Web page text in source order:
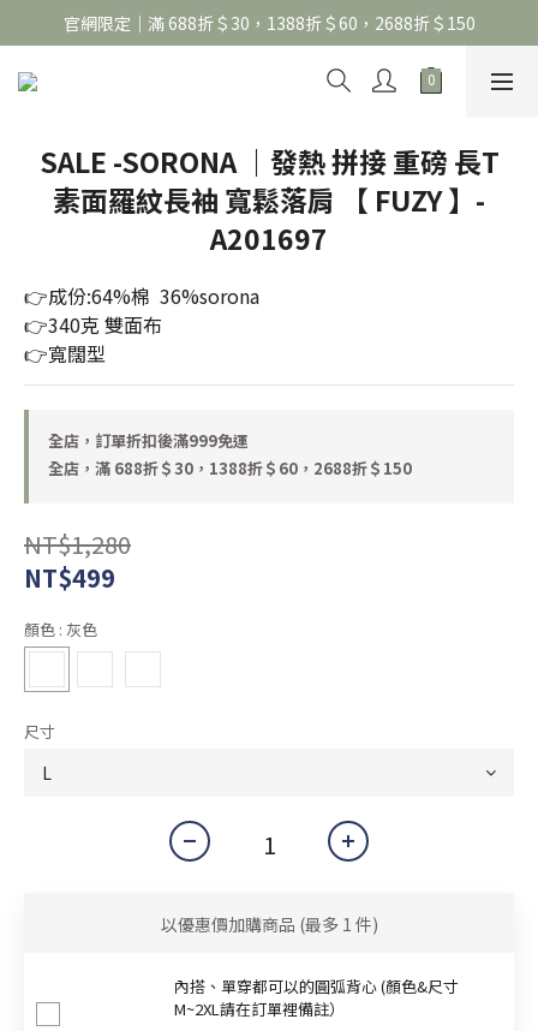
官網限定｜滿 688折＄30，1388折＄60，2688折＄150
官網限定｜滿 688折＄30，1388折＄60，2688折＄150
United Athle系列｜註冊會員299免運
SALE -SORONA ｜發熱 拼接 重磅 長T
素面羅紋長袖 寬鬆落肩 【 FUZY 】-
A201697
👉成份:64%棉  36%sorona
👉340克 雙面布
👉寬闊型
全店，訂單折扣後滿999免運
全店，滿 688折＄30，1388折＄60，2688折＄150
NT$1,280
NT$499
顏色 : 灰色
尺寸
以優惠價加購商品 (最多 1 件)
內搭、單穿都可以的圓弧背心 (顏色&尺寸
M~2XL請在訂單裡備註）